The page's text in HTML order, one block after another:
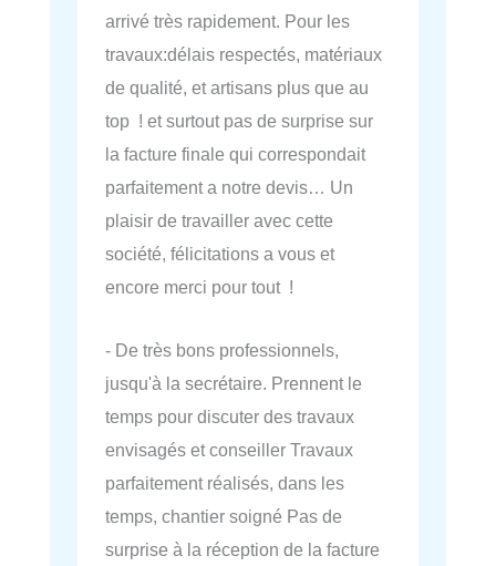
arrivé très rapidement. Pour les
travaux:délais respectés, matériaux
de qualité, et artisans plus que au
top ! et surtout pas de surprise sur
la facture finale qui correspondait
parfaitement a notre devis… Un
plaisir de travailler avec cette
société, félicitations a vous et
encore merci pour tout !
- De très bons professionnels,
jusqu'à la secrétaire. Prennent le
temps pour discuter des travaux
envisagés et conseiller Travaux
parfaitement réalisés, dans les
temps, chantier soigné Pas de
surprise à la réception de la facture